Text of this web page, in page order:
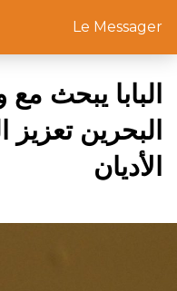
Le Messager
البابا يبحث
البحرين تعزيز
الأديان